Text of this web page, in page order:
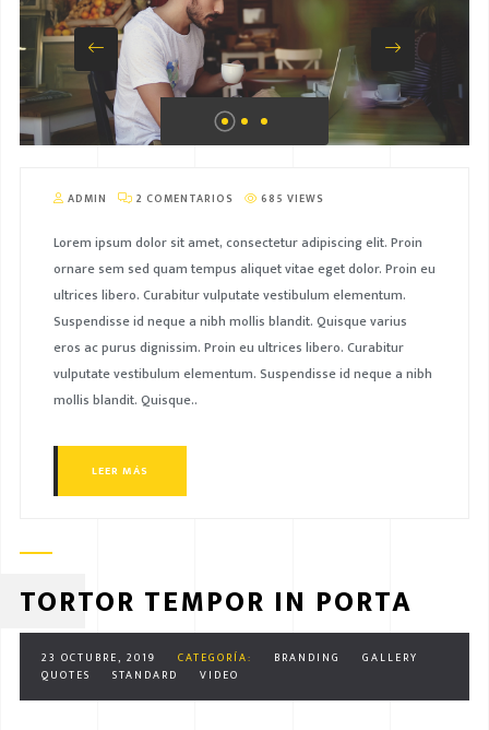
ADMIN 2 COMENTARIOS 685 VIEWS
Lorem ipsum dolor sit amet, consectetur adipiscing elit. Proin
ornare sem sed quam tempus aliquet vitae eget dolor. Proin eu
ultrices libero. Curabitur vulputate vestibulum elementum.
Suspendisse id neque a nibh mollis blandit. Quisque varius
eros ac purus dignissim. Proin eu ultrices libero. Curabitur
vulputate vestibulum elementum. Suspendisse id neque a nibh
mollis blandit. Quisque..
LEER MÁS
TORTOR TEMPOR IN PORTA
23 OCTUBRE, 2019 CATEGORÍA: BRANDING
GALLERY
QUOTES
STANDARD VIDEO